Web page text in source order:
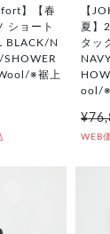
】【春
ショート
BLACK/N
※裾上
【
夏】
タッ
ool/※
WEB